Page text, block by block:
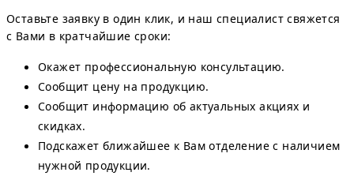
Оставьте заявку в один клик, и наш специалист свяжется
с Вами в кратчайшие сроки:
Окажет профессиональную консультацию.
Сообщит цену на продукцию.
Сообщит информацию об актуальных акциях и
скидках.
Подскажет ближайшее к Вам отделение с наличием
нужной продукции.